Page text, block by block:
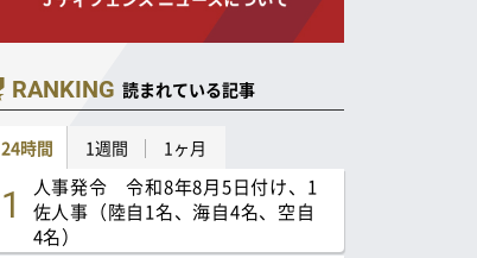
RANKING 読まれている記事
24時間 1週間 1ヶ月
人事発令 令和8年8月5日付け、1
佐人事（陸自1名、海自4名、空自
4名）